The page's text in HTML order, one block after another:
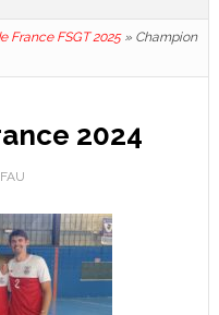
France FSGT 2025» Champion
2024